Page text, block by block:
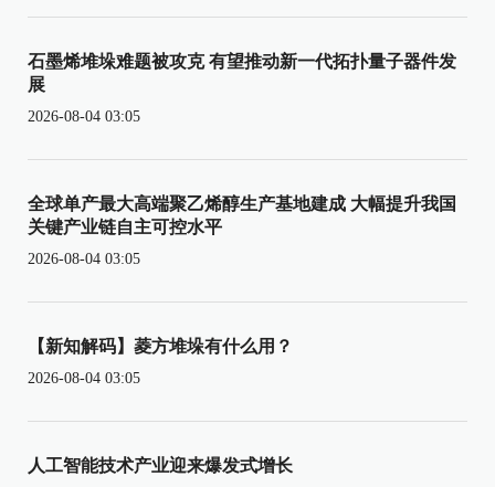
石墨烯堆垛难题被攻克 有望推动新一代拓扑量子器件发
展
2026-08-04 03:05
全球单产最大高端聚乙烯醇生产基地建成 大幅提升我国
关键产业链自主可控水平
2026-08-04 03:05
【新知解码】菱方堆垛有什么用？
2026-08-04 03:05
人工智能技术产业迎来爆发式增长